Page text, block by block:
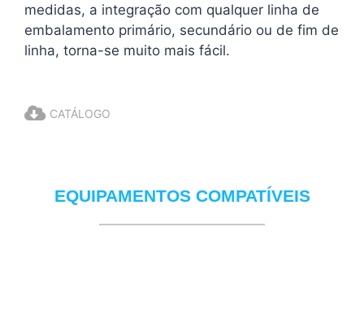
medidas, a integração com qualquer linha de
embalamento primário, secundário ou de fim de
linha, torna-se muito mais fácil.
CATÁLOGO
EQUIPAMENTOS COMPATÍVEIS